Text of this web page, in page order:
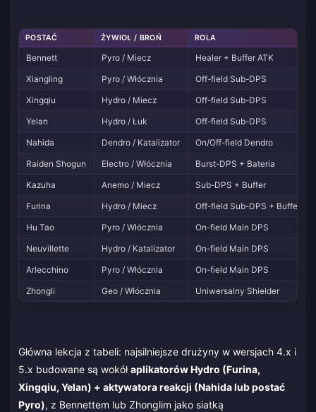
POSTAĆ ŻYWIOŁ / BROŃ ROLA
Bennett Pyro / Miecz
Healer + Buffer ATK
Xiangling
Pyro / Włócznia
Off-field Sub-DPS
Xingqiu
Hydro / Miecz
Off-field Sub-DPS
Yelan
Hydro / Łuk
Off-field Sub-DPS
Nahida
Dendro / Katalizator
On/Off-field Dendro
Raiden Shogun
Electro / Włócznia
Burst-DPS + Bateria
Kazuha
Anemo / Miecz
Sub-DPS + Buffer
Furina
Hydro / Miecz
Off-field Sub-DPS + Buffer
Hu Tao
Pyro / Włócznia
On-field Main DPS
Neuvillette
Hydro / Katalizator
On-field Main DPS
Arlecchino
Pyro / Włócznia
On-field Main DPS
Zhongli
Geo / Włócznia Uniwersalny Shielder
Główna lekcja z tabeli: najsilniejsze drużyny w wersjach 4.x i
5.x budowane są wokółaplikatorów Hydro (Furina,
Xingqiu, Yelan) + aktywatora reakcji (Nahida lub postać
Pyro), z Bennettem lub Zhonglim jako siatką